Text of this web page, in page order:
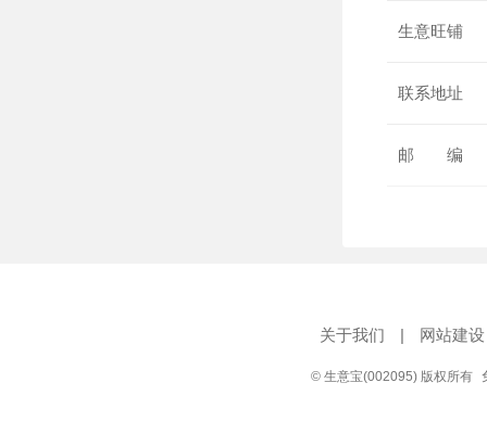
生意旺铺
联系地址
邮 编
关于我们 | 网站建设
© 生意宝(002095) 版权所有